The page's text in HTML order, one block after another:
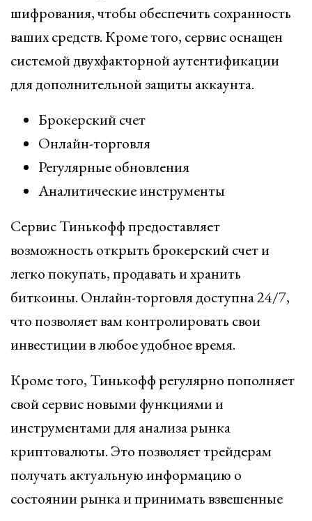
шифрования, чтобы обеспечить сохранность
ваших средств. Кроме того, сервис оснащен
системой двухфакторной аутентификации
для дополнительной защиты аккаунта.
Брокерский счет
Онлайн-торговля
Регулярные обновления
Аналитические инструменты
Сервис Тинькофф предоставляет
возможность открыть брокерский счет и
легко покупать, продавать и хранить
биткоины. Онлайн-торговля доступна 24/7,
что позволяет вам контролировать свои
инвестиции в любое удобное время.
Кроме того, Тинькофф регулярно пополняет
свой сервис новыми функциями и
инструментами для анализа рынка
криптовалюты. Это позволяет трейдерам
получать актуальную информацию о
состоянии рынка и принимать взвешенные